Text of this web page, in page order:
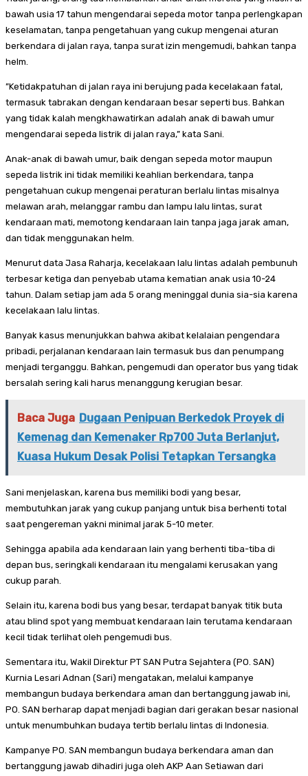
bawah usia 17 tahun mengendarai sepeda motor tanpa perlengkapan
keselamatan, tanpa pengetahuan yang cukup mengenai aturan
berkendara di jalan raya, tanpa surat izin mengemudi, bahkan tanpa
helm.
”Ketidakpatuhan di jalan raya ini berujung pada kecelakaan fatal,
termasuk tabrakan dengan kendaraan besar seperti bus. Bahkan
yang tidak kalah mengkhawatirkan adalah anak di bawah umur
mengendarai sepeda listrik di jalan raya,” kata Sani.
Anak-anak di bawah umur, baik dengan sepeda motor maupun
sepeda listrik ini tidak memiliki keahlian berkendara, tanpa
pengetahuan cukup mengenai peraturan berlalu lintas misalnya
melawan arah, melanggar rambu dan lampu lalu lintas, surat
kendaraan mati, memotong kendaraan lain tanpa jaga jarak aman,
dan tidak menggunakan helm.
Menurut data Jasa Raharja, kecelakaan lalu lintas adalah pembunuh
terbesar ketiga dan penyebab utama kematian anak usia 10-24
tahun. Dalam setiap jam ada 5 orang meninggal dunia sia-sia karena
kecelakaan lalu lintas.
Banyak kasus menunjukkan bahwa akibat kelalaian pengendara
pribadi, perjalanan kendaraan lain termasuk bus dan penumpang
menjadi terganggu. Bahkan, pengemudi dan operator bus yang tidak
bersalah sering kali harus menanggung kerugian besar.
Baca Juga Dugaan Penipuan Berkedok Proyek di
Kemenag dan Kemenaker Rp700 Juta Berlanjut,
Kuasa Hukum Desak Polisi Tetapkan Tersangka
Sani menjelaskan, karena bus memiliki bodi yang besar,
membutuhkan jarak yang cukup panjang untuk bisa berhenti total
saat pengereman yakni minimal jarak 5-10 meter.
Sehingga apabila ada kendaraan lain yang berhenti tiba-tiba di
depan bus, seringkali kendaraan itu mengalami kerusakan yang
cukup parah.
Selain itu, karena bodi bus yang besar, terdapat banyak titik buta
atau blind spot yang membuat kendaraan lain terutama kendaraan
kecil tidak terlihat oleh pengemudi bus.
Sementara itu, Wakil Direktur PT SAN Putra Sejahtera (PO. SAN)
Kurnia Lesari Adnan (Sari) mengatakan, melalui kampanye
membangun budaya berkendara aman dan bertanggung jawab ini,
PO. SAN berharap dapat menjadi bagian dari gerakan besar nasional
untuk menumbuhkan budaya tertib berlalu lintas di Indonesia.
Kampanye PO. SAN membangun budaya berkendara aman dan
bertanggung jawab dihadiri juga oleh AKP Aan Setiawan dari